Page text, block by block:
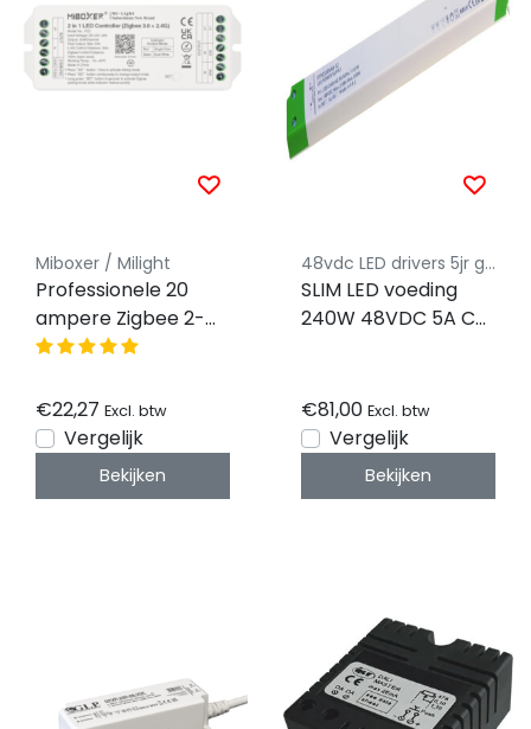
Miboxer / Milight
Professionele 20
ampere Zigbee 2-
in-1 LED controller 2
color en dual white
LED strips 12-24-48v
- PZ2
€22,27 Excl. btw
Vergelijk
Bekijken
48vdc LED drivers 5jr garantie
SLIM LED voeding
240W 48VDC 5A CV
€81,00 Excl. btw
Vergelijk
Bekijken